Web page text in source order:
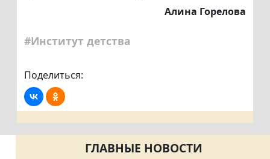
Алина Горелова
#Институт детства
Поделиться:
ГЛАВНЫЕ НОВОСТИ